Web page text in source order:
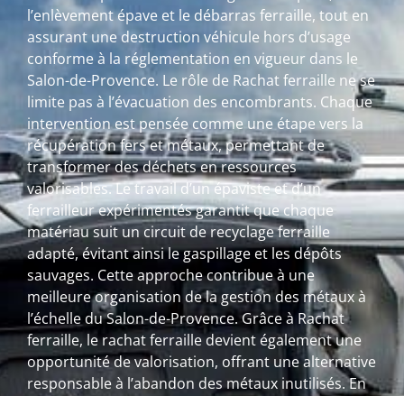
l’enlèvement épave et le débarras ferraille, tout en
assurant une destruction véhicule hors d’usage
conforme à la réglementation en vigueur dans le
Salon-de-Provence. Le rôle de Rachat ferraille ne se
limite pas à l’évacuation des encombrants. Chaque
intervention est pensée comme une étape vers la
récupération fers et métaux, permettant de
transformer des déchets en ressources
valorisables. Le travail d’un épaviste et d’un
ferrailleur expérimentés garantit que chaque
matériau suit un circuit de recyclage ferraille
adapté, évitant ainsi le gaspillage et les dépôts
sauvages. Cette approche contribue à une
meilleure organisation de la gestion des métaux à
l’échelle du Salon-de-Provence. Grâce à Rachat
ferraille, le rachat ferraille devient également une
opportunité de valorisation, offrant une alternative
responsable à l’abandon des métaux inutilisés. En